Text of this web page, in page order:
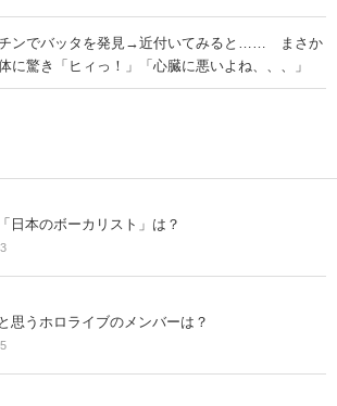
ンでバッタを発見→近付いてみると…… まさか
に驚き「ヒィっ！」「心臓に悪いよね、、、」
日本のボーカリスト」は？
思うホロライブのメンバーは？